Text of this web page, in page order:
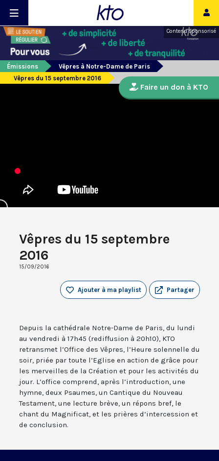
Contenu sponsorisé
Émissions
Vêpres à Notre-Dame de Paris
Vêpres du 15 septembre 2016
Vêpres du 15 septembre
2016
15/09/2016
Partager
Ajouter à ma playlist
Depuis la cathédrale Notre-Dame de Paris, du lundi
au vendredi à 17h45 (rediffusion à 20h10), KTO
retransmet l’Office des Vêpres, l’Heure solennelle du
soir, priée par toute l’Eglise en action de grâce pour
les merveilles de la Création et pour les activités du
jour. L’office comprend, après l’introduction, une
hymne, deux Psaumes, un Cantique du Nouveau
Testament, une lecture brève, un répons bref, le
chant du Magnificat, et les prières d’intercession et
de conclusion.
Faire un don à KTO